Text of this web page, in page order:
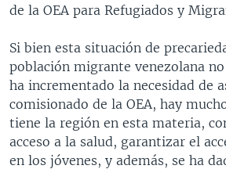
de la OEA para Refugiados y
Si bien esta situación de
población migrante venezolana
ha incrementado la necesidad de
comisionado de la OEA, hay
tiene la región en esta materia,
acceso a la salud, garantizar el
en los jóvenes, y además, se ha